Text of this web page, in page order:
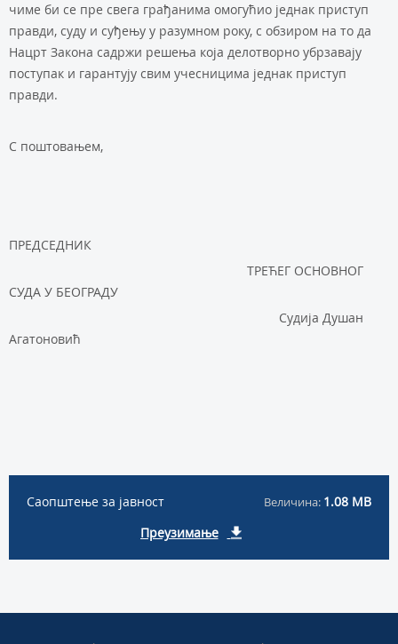
чиме би се пре свега грађанима омогућио једнак приступ
правди, суду и суђењу у разумном року, с обзиром на то да
Нацрт Закона садржи решења која делотворно убрзавају
поступак и гарантују свим учесницима једнак приступ
правди.
С поштовањем,
ПРЕДСЕДНИК
ТРЕЋЕГ ОСНОВНОГ
СУДА У БЕОГРАДУ
Судија Душан
Агатоновић
Саопштење за јавност Величина: 1.08 MB
Преузимање